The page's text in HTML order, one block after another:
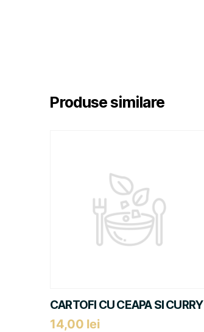
Produse similare
CARTOFI CU CEAPA SI CURRY
14,00 lei